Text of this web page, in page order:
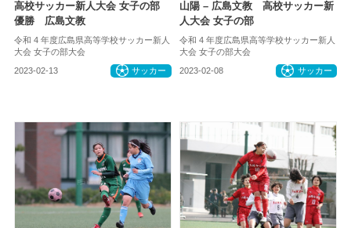
高校サッカー新人大会 女子の部
優勝 広島文教
令和 4 年度広島県高等学校サッカー新人
大会 女子の部大会
2023-02-13 サッカー
山陽 – 広島文教 高校サッカー新
人大会 女子の部
令和 4 年度広島県高等学校サッカー新人
大会 女子の部大会
2023-02-08 サッカー